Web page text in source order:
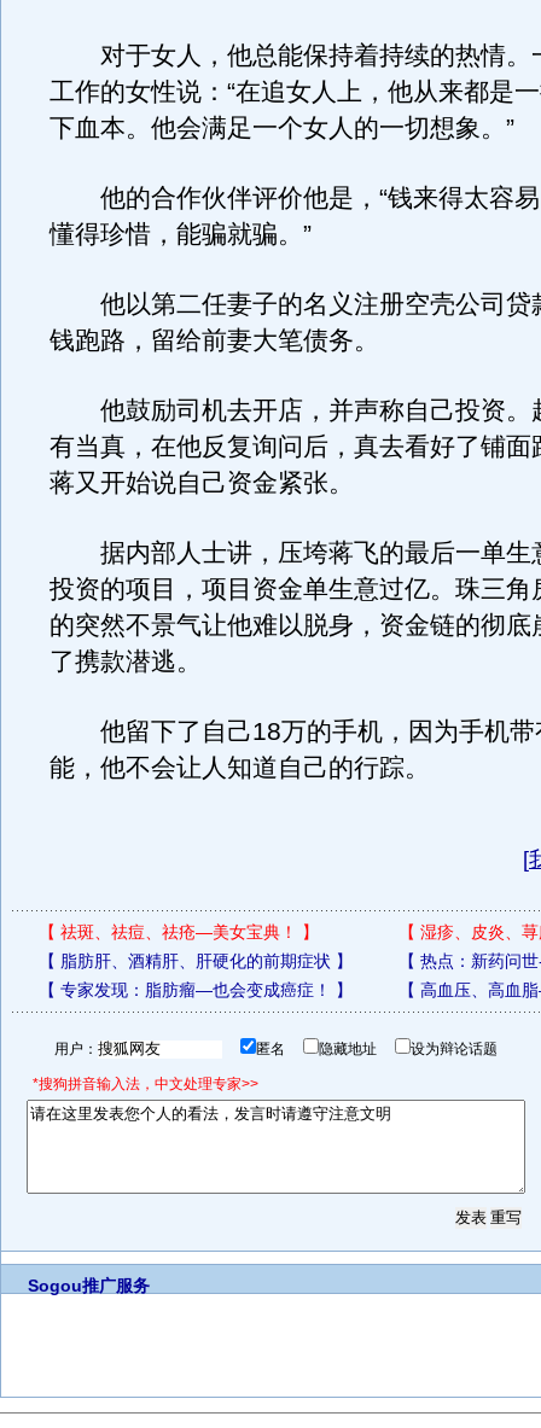
对于女人，他总能保持着持续的热情。
工作的女性说：“在追女人上，他从来都是
下血本。他会满足一个女人的一切想象。”
他的合作伙伴评价他是，“钱来得太容易
懂得珍惜，能骗就骗。”
他以第二任妻子的名义注册空壳公司贷
钱跑路，留给前妻大笔债务。
他鼓励司机去开店，并声称自己投资。
有当真，在他反复询问后，真去看好了铺面
蒋又开始说自己资金紧张。
据内部人士讲，压垮蒋飞的最后一单生
投资的项目，项目资金单生意过亿。珠三角
的突然不景气让他难以脱身，资金链的彻底
了携款潜逃。
他留下了自己18万的手机，因为手机带
能，他不会让人知道自己的行踪。
[
【 祛斑、祛痘、祛疮—美女宝典！ 】 【 湿疹、皮炎、
【 脂肪肝、酒精肝、肝硬化的前期症状 】 【 热点：新药问
【 专家发现：脂肪瘤—也会变成癌症！ 】 【 高血压、高血
用户： 匿名 隐藏地址 设为辩论话题
*搜狗拼音输入法，中文处理专家>>
Sogou推广服务